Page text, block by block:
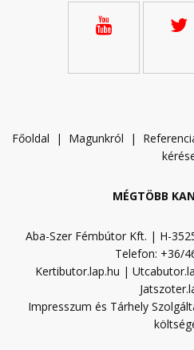
Főoldal | Magunkról |
MÉGTÖBB
Aba-Szer Fémbútor Kft. | H-
Telefon: +36/
Kertibutor.lap.hu |
Impresszum és Tárhely